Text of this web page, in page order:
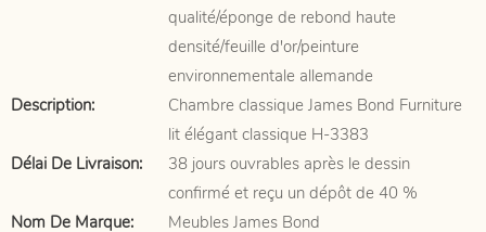
qualité/éponge de rebond haute
densité/feuille d'or/peinture
environnementale allemande
Description:
Chambre classique James Bond Furniture
lit élégant classique H-3383
Délai De Livraison:
38 jours ouvrables après le dessin
confirmé et reçu un dépôt de 40 %
Nom De Marque:
Meubles James Bond